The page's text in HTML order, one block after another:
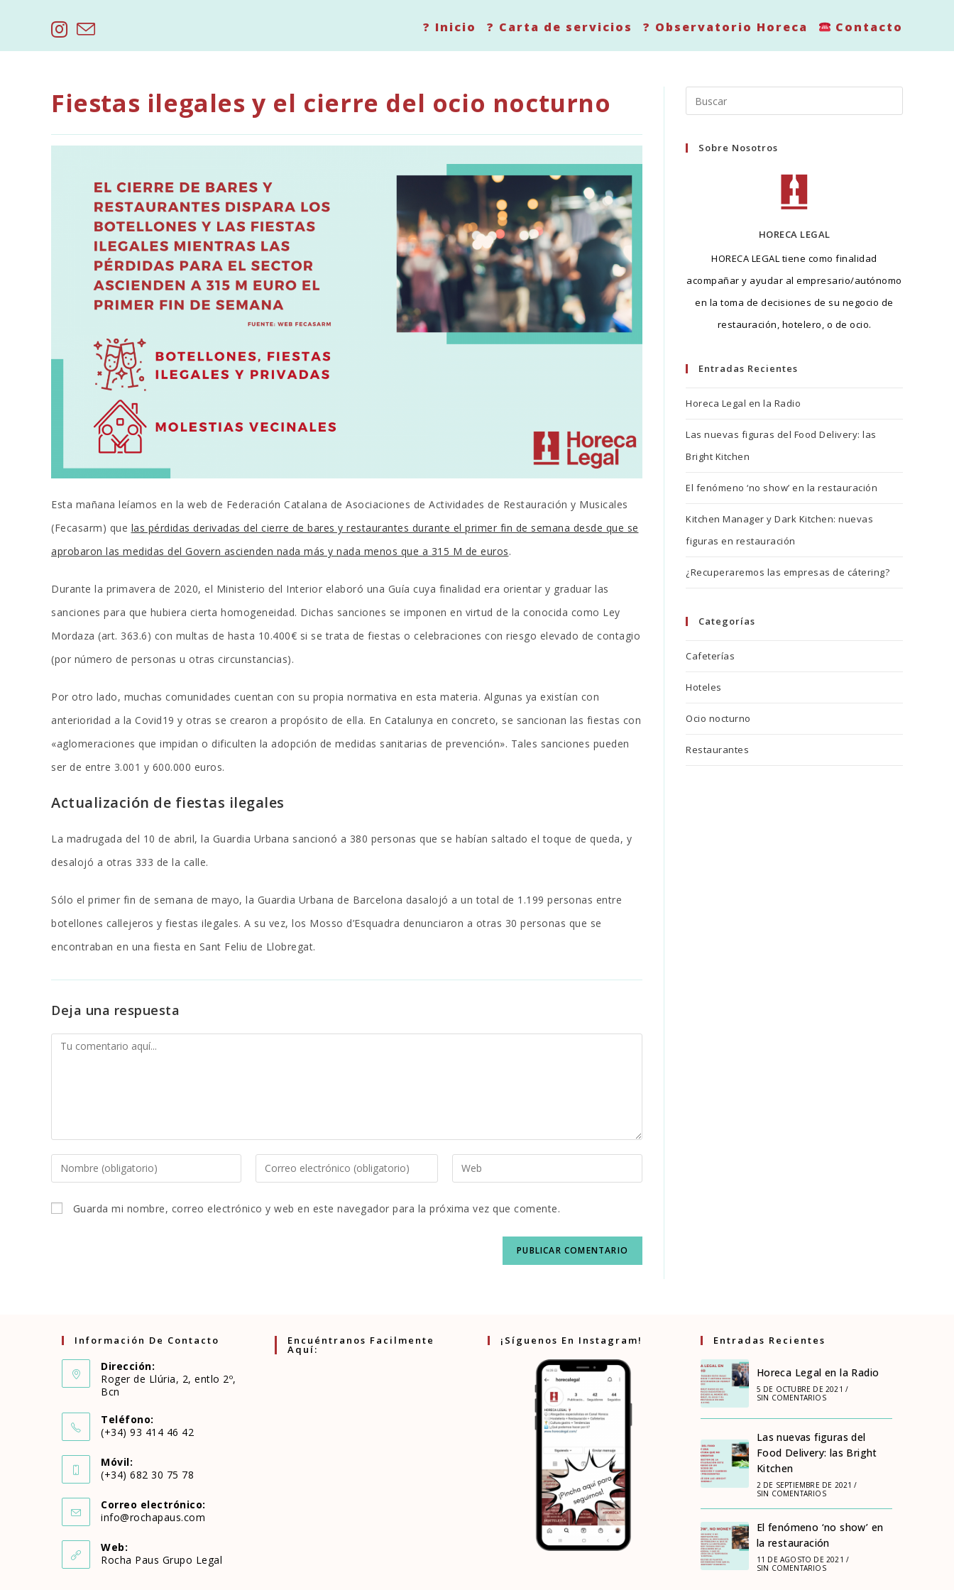
? Inicio ? Carta de servicios ? Observatorio Horeca Contacto
Fiestas ilegales y el cierre del ocio nocturno
Esta mañana leíamos en la web de Federación Catalana de Asociaciones de Actividades de Restauración y Musicales
(Fecasarm) que las pérdidas derivadas del cierre de bares y restaurantes durante el primer fin de semana desde que se
aprobaron las medidas del Govern ascienden nada más y nada menos que a 315 M de euros.
Durante la primavera de 2020, el Ministerio del Interior elaboró una Guía cuya finalidad era orientar y graduar las
sanciones para que hubiera cierta homogeneidad. Dichas sanciones se imponen en virtud de la conocida como Ley
Mordaza (art. 363.6) con multas de hasta 10.400€ si se trata de fiestas o celebraciones con riesgo elevado de contagio
(por número de personas u otras circunstancias).
Por otro lado, muchas comunidades cuentan con su propia normativa en esta materia. Algunas ya existían con
anterioridad a la Covid19 y otras se crearon a propósito de ella. En Catalunya en concreto, se sancionan las fiestas con
«aglomeraciones que impidan o dificulten la adopción de medidas sanitarias de prevención». Tales sanciones pueden
ser de entre 3.001 y 600.000 euros.
Actualización de fiestas ilegales
La madrugada del 10 de abril, la Guardia Urbana sancionó a 380 personas que se habían saltado el toque de queda, y
desalojó a otras 333 de la calle.
Sólo el primer fin de semana de mayo, la Guardia Urbana de Barcelona dasalojó a un total de 1.199 personas entre
botellones callejeros y fiestas ilegales. A su vez, los Mosso d’Esquadra denunciaron a otras 30 personas que se
encontraban en una fiesta en Sant Feliu de Llobregat.
Deja una respuesta
Comentario
Introduce
nombre
Introduce
dirección
Introduce
URL
Guarda mi nombre, correo electrónico y web en este navegador para la próxima vez que comente.
Buscar
estaSobre Nosotros
HORECA LEGAL
HORECA LEGAL tiene como finalidad
acompañar y ayudar al empresario/autónomo
en la toma de decisiones de su negocio de
restauración, hotelero, o de ocio.
Entradas Recientes
Horeca Legal en la Radio
Las nuevas figuras del Food Delivery: las
Bright Kitchen
El fenómeno ‘no show’ en la restauración
Kitchen Manager y Dark Kitchen: nuevas
figuras en restauración
¿Recuperaremos las empresas de cátering?
Categorías
Cafeterías
Hoteles
Ocio nocturno
Restaurantes
Información De Contacto
Dirección:
Roger de Llúria, 2, entlo 2º,
Bcn
Teléfono:
(+34) 93 414 46 42
abre
tu
aplicación
Móvil:
(+34) 682 30 75 78
abre
tu
Correo electrónico:
info@rochapaus.com
aplicación
Web:
Rocha Paus Grupo Legal
Encuéntranos Facilmente
Aquí:
¡Síguenos En Instagram! Entradas Recientes
Horeca Legal en la Radio
5 DE OCTUBRE DE 2021 /
SIN COMENTARIOS
Las nuevas figuras del
Food Delivery: las Bright
Kitchen
2 DE SEPTIEMBRE DE 2021 /
SIN COMENTARIOS
El fenómeno ‘no show’ en
la restauración
11 DE AGOSTO DE 2021 /
SIN COMENTARIOS